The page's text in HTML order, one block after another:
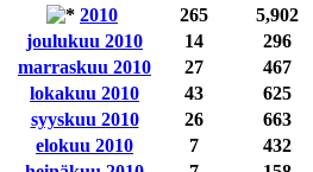
2010
265 5,902
joulukuu 2010
14 296
marraskuu 2010
27 467
lokakuu 2010
43 625
syyskuu 2010
26 663
elokuu 2010
7 432